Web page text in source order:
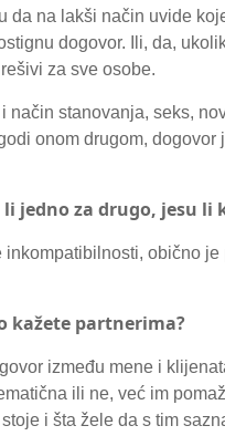
da na lakši način uvide
dogovor. Ili, da,
za sve osobe.
stanovanja, seks,
onom drugom, dogovor
jedno za drugo, jesu li
obično je
kažete partnerima?
između mene i
ili ne, već im
i šta žele da s tim